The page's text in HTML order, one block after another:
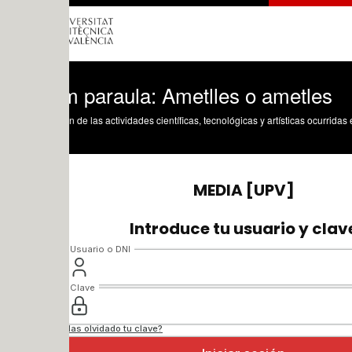
paraula: Ametlles o ametles
de las actividades científicas, tecnológicas y artísticas ocurridas en los tres